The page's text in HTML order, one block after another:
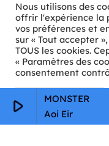
play_arrow
MONSTER
Aoi Eir
ℹ️ INFOS PRATIQUES
✉️Contact
🦊Qui sommes-
📄
Mentions légales
Nous utilisons des
offrir l'expérience la
vos préférences et
sur « Tout accepter
TOUS les cookies.
« Paramètres des
consentement
Paramètres Cookie